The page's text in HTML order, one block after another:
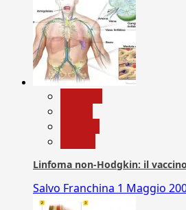
Linfoma non-Hodgkin: il
Salvo Franchina 1 Maggio